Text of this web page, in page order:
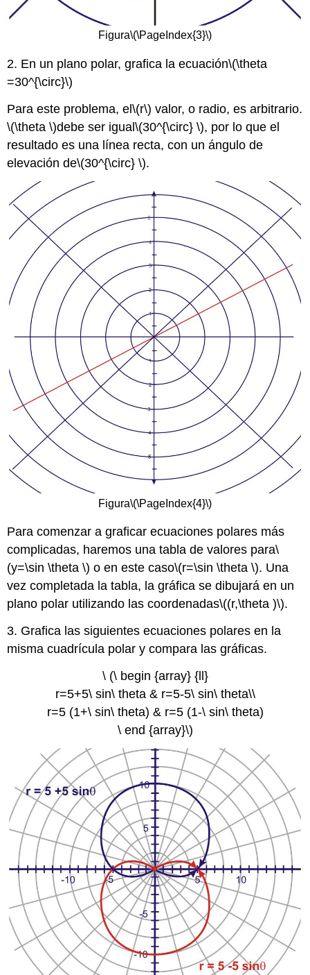
Figura\(\PageIndex{3}\)
2. En un plano polar, grafica la ecuación\(\theta
=30^{\circ}\)
Para este problema, el\(r\) valor, o radio, es arbitrario.
\(\theta \)debe ser igual\(30^{\circ} \), por lo que el
resultado es una línea recta, con un ángulo de
elevación de\(30^{\circ} \).
Figura\(\PageIndex{4}\)
Para comenzar a graficar ecuaciones polares más
complicadas, haremos una tabla de valores para\
(y=\sin \theta \) o en este caso\(r=\sin \theta \). Una
vez completada la tabla, la gráfica se dibujará en un
plano polar utilizando las coordenadas\((r,\theta )\).
3. Grafica las siguientes ecuaciones polares en la
misma cuadrícula polar y compara las gráficas.
\ (\ begin {array} {ll}
r=5+5\ sin\ theta & r=5-5\ sin\ theta\\
r=5 (1+\ sin\ theta) & r=5 (1-\ sin\ theta)
\ end {array}\)